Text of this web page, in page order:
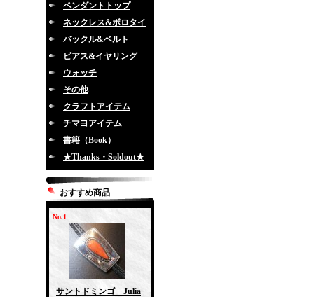
ペンダントトップ
ネックレス&ボロタイ
バックル&ベルト
ピアス&イヤリング
ウォッチ
その他
クラフトアイテム
チマヨアイテム
書籍（Book）
★Thanks・Soldout★
おすすめ商品
No.1
サントドミンゴ Julia